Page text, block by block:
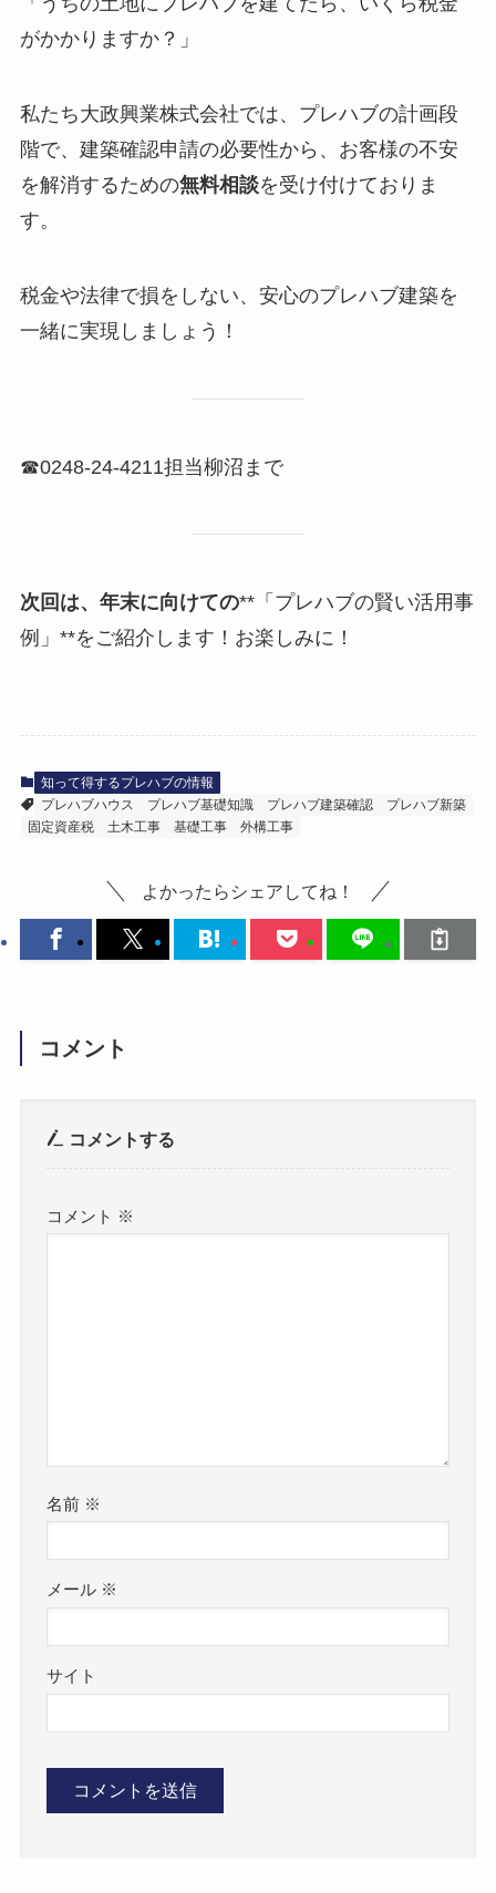
がかかりますか？」
私たち大政興業株式会社では、プレハブの計画段
階で、建築確認申請の必要性から、お客様の不安
を解消するための無料相談を受け付けておりま
す。
税金や法律で損をしない、安心のプレハブ建築を
一緒に実現しましょう！
☎0248-24-4211担当柳沼まで
次回は、年末に向けての**「プレハブの賢い活用事
例」**をご紹介します！お楽しみに！
知って得するプレハブの情報
プレハブハウス
プレハブ基礎知識 プレハブ建築確認
プレハブ新築
固定資産税
土木工事 基礎工事 外構工事
よかったらシェアしてね！
コメント
コメントする
コメント ※
名前 ※
メール ※
サイト